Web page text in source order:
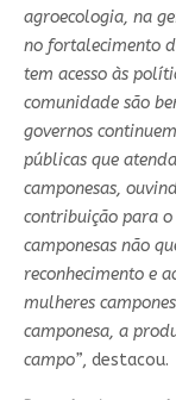
agroecologia, na
no fortalecimento
tem acesso às
comunidade são
governos
públicas que
camponesas,
contribuição para
camponesas não
reconhecimento e
mulheres
camponesa, a
campo”, destacou.